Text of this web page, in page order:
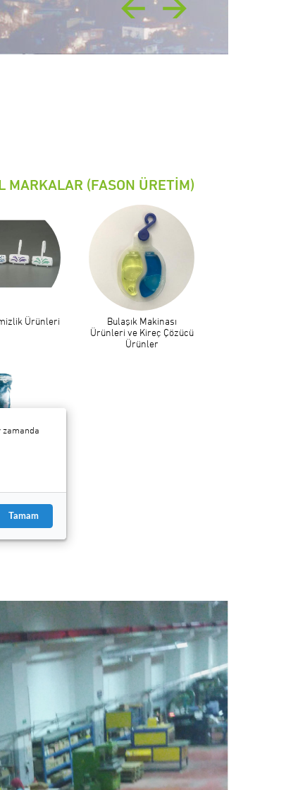
MARKALAR (FASON ÜRETİM)
Ürünleri
Bulaşık Makinası
Ürünleri ve Kireç Çözücü
Ürünler
zamanda
Tamam